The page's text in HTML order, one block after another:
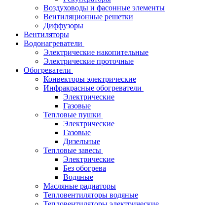
Воздуховоды и фасонные элементы
Вентиляционные решетки
Диффузоры
Вентиляторы
Водонагреватели
Электрические накопительные
Электрические проточные
Обогреватели
Конвекторы электрические
Инфракрасные обогреватели
Электрические
Газовые
Тепловые пушки
Электрические
Газовые
Дизельные
Тепловые завесы
Электрические
Без обогрева
Водяные
Масляные радиаторы
Тепловентиляторы водяные